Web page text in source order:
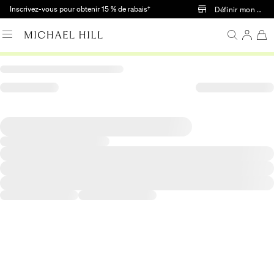
Passer au contenu principal
Inscrivez-vous pour obtenir 15 % de rabais† Définir mon